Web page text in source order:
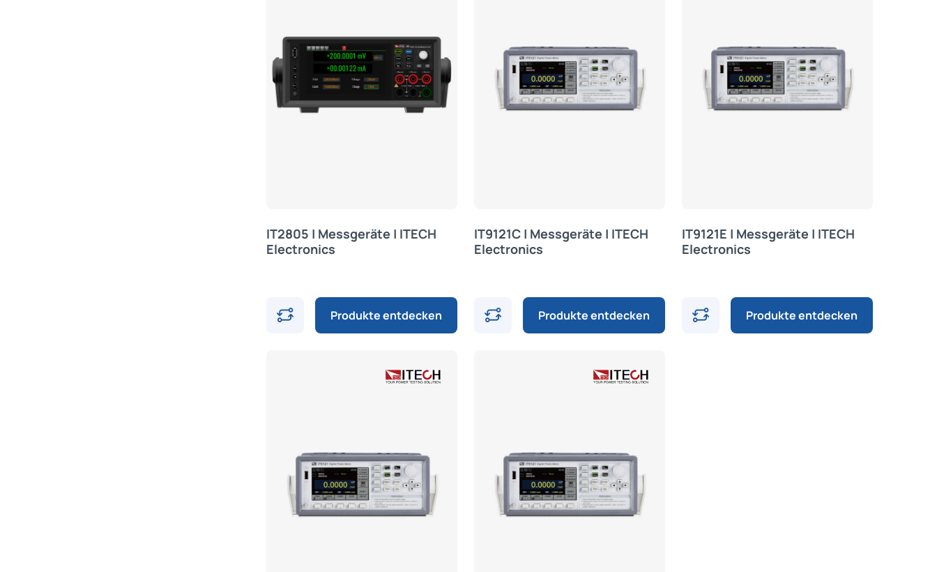
IT2805 | Messgeräte | ITECH
Electronics
Produkte entdecken
IT9121C | Messgeräte | ITECH
Electronics
Produkte entdecken
IT9121E | Messgeräte | ITECH
Electronics
Produkte entdecken